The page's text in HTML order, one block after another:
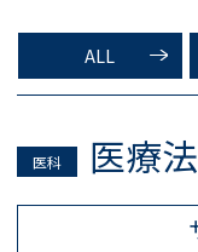
ALL
医科 医療